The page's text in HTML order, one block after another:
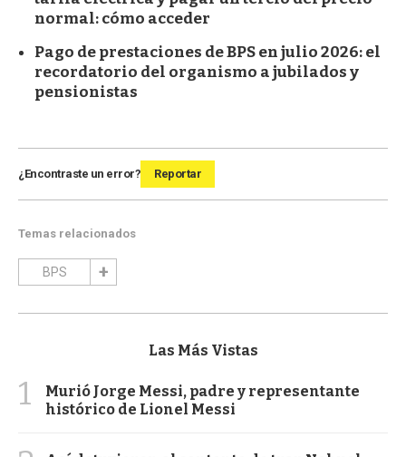
normal: cómo acceder
Pago de prestaciones de BPS en julio 2026: el
recordatorio del organismo a jubilados y
pensionistas
¿Encontraste un error? Reportar
Temas relacionados
BPS
Las Más Vistas
1
Murió Jorge Messi, padre y representante
histórico de Lionel Messi